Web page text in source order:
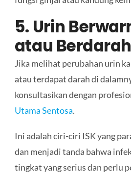
5. Urin
atau Berdarah
Jika melihat perubahan urin
atau terdapat darah di
konsultasikan dengan
Utama Sentosa.
Ini adalah ciri-ciri ISK yang
dan menjadi tanda bahwa
tingkat yang serius dan perlu